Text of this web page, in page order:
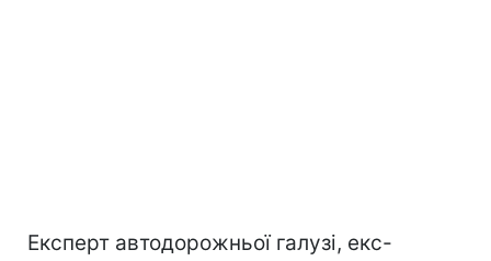
Експерт автодорожньої галузі, екс-